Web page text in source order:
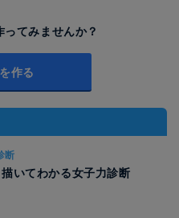
てみませんか？
作る
断
描いてわかる女子力診断